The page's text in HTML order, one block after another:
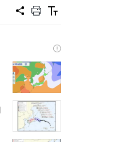
공
프
트
텍
트